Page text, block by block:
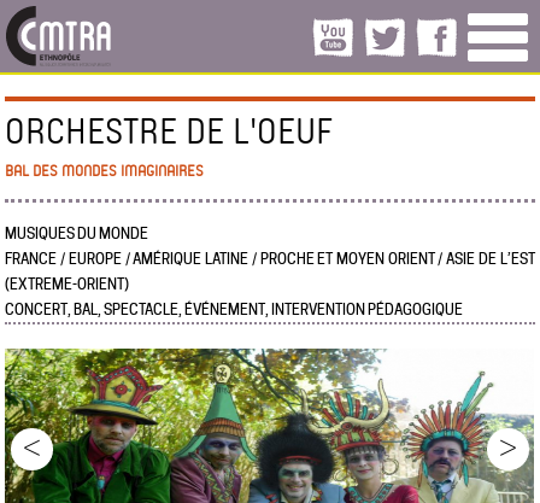
ORCHESTRE DE L'OEUF
BAL DES MONDES IMAGINAIRES
MUSIQUES DU MONDE
FRANCE / EUROPE / AMÉRIQUE LATINE / PROCHE ET MOYEN ORIENT / ASIE DE L’EST
(EXTREME-ORIENT)
CONCERT, BAL, SPECTACLE, ÉVÉNEMENT, INTERVENTION PÉDAGOGIQUE
< >